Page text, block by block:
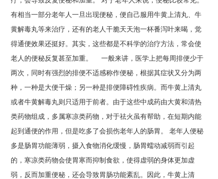
有相当一部分老年人一旦出现便秘，便自己服用牛黄上清丸、牛
黄解毒丸等来治疗，还有的老人干脆天天泡一杯番泻叶来喝，觉
得通便效果还挺好。其实，这些都是不科学的治疗方法，常会使
老人的便秘反复甚至加重。 一般来讲，医学上把每周排便少于
两次，同时有强烈的排便不适感称作便秘，根据其症状又分为两
种，一种是大便干燥；另一种是排便障碍性疾病。而牛黄上清丸
或者牛黄解毒丸则只适用于前者。由于这些中成药由大黄和清热
类药物组成，多属寒凉类药物，对于祛火虽有帮助，在短期内能
起到通便的作用，但是吃多了会损伤老年人的肠胃。 老年人便秘
多是肠胃功能薄弱，摄入食物消化缓慢，肠胃蠕动减弱而引起
的，寒凉类药物会使胃寒而抑制食欲，使得虚弱的身体更加虚
弱，反而加重便秘，还会导致胃肠功能紊乱。因此，牛黄上清